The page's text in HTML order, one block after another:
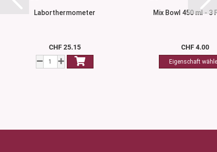
Laborthermometer
CHF 25.15
Mix Bowl 450 ml - 3
CHF 4.00